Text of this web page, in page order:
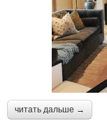
читать дальше →